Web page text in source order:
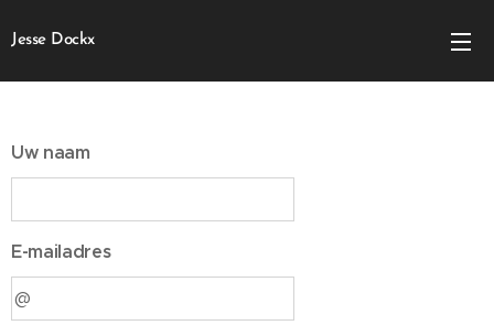
Jesse Dockx
Uw naam
E-mailadres